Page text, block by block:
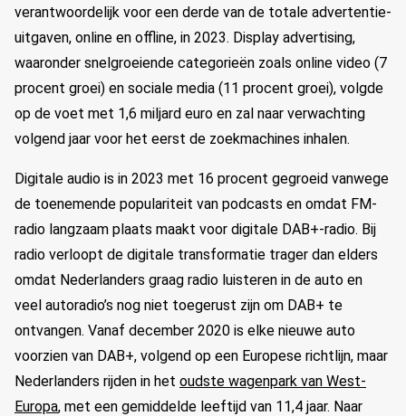
verantwoordelijk voor een derde van de totale advertentie-
uitgaven, online en offline, in 2023. Display advertising,
waaronder snelgroeiende categorieën zoals online video (7
procent groei) en sociale media (11 procent groei), volgde
op de voet met 1,6 miljard euro en zal naar verwachting
volgend jaar voor het eerst de zoekmachines inhalen.
Digitale audio is in 2023 met 16 procent gegroeid vanwege
de toenemende populariteit van podcasts en omdat FM-
radio langzaam plaats maakt voor digitale DAB+-radio. Bij
radio verloopt de digitale transformatie trager dan elders
omdat Nederlanders graag radio luisteren in de auto en
veel autoradio’s nog niet toegerust zijn om DAB+ te
ontvangen. Vanaf december 2020 is elke nieuwe auto
voorzien van DAB+, volgend op een Europese richtlijn, maar
Nederlanders rijden in het oudste wagenpark van West-
Europa, met een gemiddelde leeftijd van 11,4 jaar. Naar